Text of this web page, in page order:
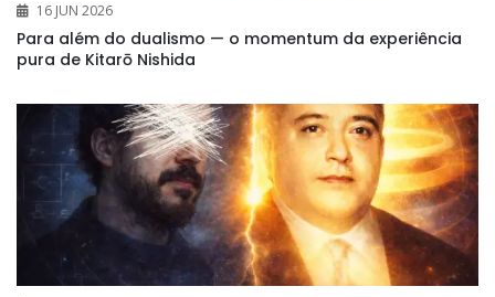
16 JUN 2026
Para além do dualismo — o momentum da experiência
pura de Kitarō Nishida